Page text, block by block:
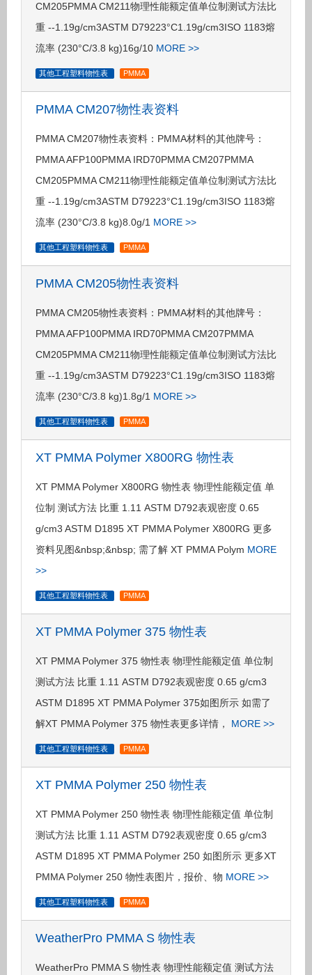
CM205PMMA CM211物理性能额定值单位制测试方法比
重 --1.19g/cm3ASTM D79223°C1.19g/cm3ISO 1183熔
流率 (230°C/3.8 kg)16g/10 MORE >>
其他工程塑料物性表 PMMA
PMMA CM207物性表资料
PMMA CM207物性表资料：PMMA材料的其他牌号：
PMMA AFP100PMMA IRD70PMMA CM207PMMA
CM205PMMA CM211物理性能额定值单位制测试方法比
重 --1.19g/cm3ASTM D79223°C1.19g/cm3ISO 1183熔
流率 (230°C/3.8 kg)8.0g/1 MORE >>
其他工程塑料物性表 PMMA
PMMA CM205物性表资料
PMMA CM205物性表资料：PMMA材料的其他牌号：
PMMA AFP100PMMA IRD70PMMA CM207PMMA
CM205PMMA CM211物理性能额定值单位制测试方法比
重 --1.19g/cm3ASTM D79223°C1.19g/cm3ISO 1183熔
流率 (230°C/3.8 kg)1.8g/1 MORE >>
其他工程塑料物性表 PMMA
XT PMMA Polymer X800RG 物性表
XT PMMA Polymer X800RG 物性表 物理性能额定值 单
位制 测试方法 比重 1.11 ASTM D792表观密度 0.65
g/cm3 ASTM D1895 XT PMMA Polymer X800RG 更多
资料见图&nbsp;&nbsp; 需了解 XT PMMA Polym MORE
>>
其他工程塑料物性表 PMMA
XT PMMA Polymer 375 物性表
XT PMMA Polymer 375 物性表 物理性能额定值 单位制
测试方法 比重 1.11 ASTM D792表观密度 0.65 g/cm3
ASTM D1895 XT PMMA Polymer 375如图所示 如需了
解XT PMMA Polymer 375 物性表更多详情， MORE >>
其他工程塑料物性表 PMMA
XT PMMA Polymer 250 物性表
XT PMMA Polymer 250 物性表 物理性能额定值 单位制
测试方法 比重 1.11 ASTM D792表观密度 0.65 g/cm3
ASTM D1895 XT PMMA Polymer 250 如图所示 更多XT
PMMA Polymer 250 物性表图片，报价、物 MORE >>
其他工程塑料物性表 PMMA
WeatherPro PMMA S 物性表
WeatherPro PMMA S 物性表 物理性能额定值 测试方法